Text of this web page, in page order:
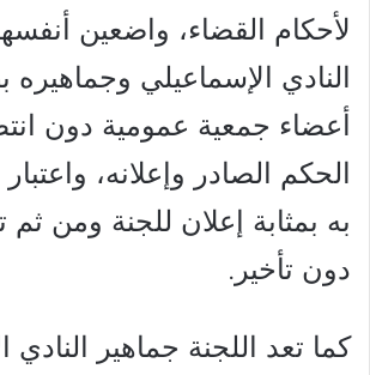
لأحكام القضاء، واضعين
النادي الإسماعيلي وجماهيره
أعضاء جمعية عمومية دون
الحكم الصادر وإعلانه،
به بمثابة إعلان للجنة ومن ثم
دون تأخير.
كما تعد اللجنة جماهير النادي